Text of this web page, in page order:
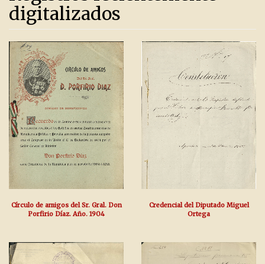
digitalizados
Círculo de amigos del Sr. Gral. Don
Porfirio Díaz. Año. 1904
Credencial del Diputado Miguel
Ortega